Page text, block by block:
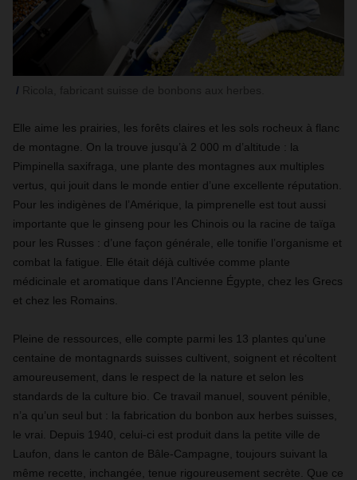
Elle aime les prairies, les forêts claires et les sols rocheux à flanc
de montagne. On la trouve jusqu’à 2 000 m d’altitude : la
Pimpinella saxifraga, une plante des montagnes aux multiples
vertus, qui jouit dans le monde entier d’une excellente réputation.
Pour les indigènes de l’Amérique, la pimprenelle est tout aussi
importante que le ginseng pour les Chinois ou la racine de taïga
pour les Russes : d’une façon générale, elle tonifie l’organisme et
combat la fatigue. Elle était déjà cultivée comme plante
médicinale et aromatique dans l’Ancienne Égypte, chez les Grecs
et chez les Romains.
Pleine de ressources, elle compte parmi les 13 plantes qu’une
centaine de montagnards suisses cultivent, soignent et récoltent
amoureusement, dans le respect de la nature et selon les
standards de la culture bio. Ce travail manuel, souvent pénible,
n’a qu’un seul but : la fabrication du bonbon aux herbes suisses,
le vrai. Depuis 1940, celui-ci est produit dans la petite ville de
Laufon, dans le canton de Bâle-Campagne, toujours suivant la
même recette, inchangée, tenue rigoureusement secrète. Que ce